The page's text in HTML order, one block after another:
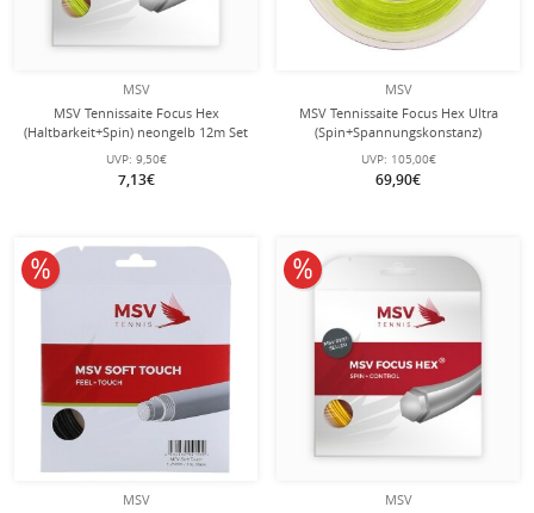
MSV
MSV Tennissaite Focus Hex
(Haltbarkeit+Spin) neongelb 12m Set
UVP: 9,50€
7,13€
MSV
MSV Tennissaite Focus Hex Ultra
(Spin+Spannungskonstanz)
neongelb 200m Rolle
UVP: 105,00€
69,90€
MSV
10% reduziert
MSV
10% reduziert